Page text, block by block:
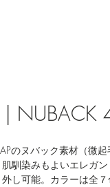
|
のヌバック素材（微
馴染みもよいエレガ
し可能。カラーは全